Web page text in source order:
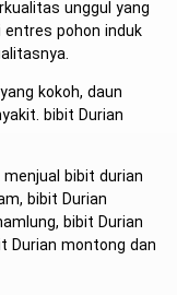
unggul yang
entres pohon induk
kokoh, daun
bibit Durian
bibit durian
bibit Durian
bibit Durian
Durian montong dan